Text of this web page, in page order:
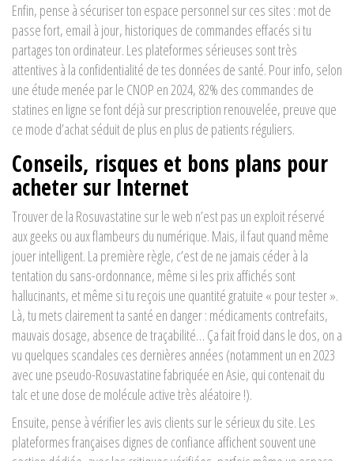
Enfin, pense à sécuriser ton espace personnel sur ces sites : mot de
passe fort, email à jour, historiques de commandes effacés si tu
partages ton ordinateur. Les plateformes sérieuses sont très
attentives à la confidentialité de tes données de santé. Pour info, selon
une étude menée par le CNOP en 2024, 82% des commandes de
statines en ligne se font déjà sur prescription renouvelée, preuve que
ce mode d’achat séduit de plus en plus de patients réguliers.
Conseils, risques et bons plans pour
acheter sur Internet
Trouver de la Rosuvastatine sur le web n’est pas un exploit réservé
aux geeks ou aux flambeurs du numérique. Mais, il faut quand même
jouer intelligent. La première règle, c’est de ne jamais céder à la
tentation du sans-ordonnance, même si les prix affichés sont
hallucinants, et même si tu reçois une quantité gratuite « pour tester ».
Là, tu mets clairement ta santé en danger : médicaments contrefaits,
mauvais dosage, absence de traçabilité… Ça fait froid dans le dos, on a
vu quelques scandales ces dernières années (notamment un en 2023
avec une pseudo-Rosuvastatine fabriquée en Asie, qui contenait du
talc et une dose de molécule active très aléatoire !).
Ensuite, pense à vérifier les avis clients sur le sérieux du site. Les
plateformes françaises dignes de confiance affichent souvent une